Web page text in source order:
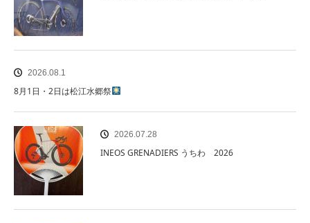
2026.08.1
8月1日・2日は松江水郷祭
2026.07.28
INEOS GRENADIERS うちわ 2026